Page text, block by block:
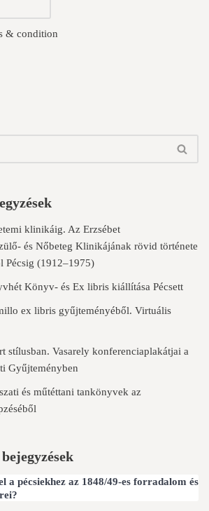
& condition
klinikáig. Az Erzsébet
és Nőbeteg Klinikájának rövid története
Pécsig (1912–1975)
Könyv- és Ex libris kiállítása Pécsett
ex libris gyűjteményéből. Virtuális
stílusban. Vasarely konferenciaplakátjai a
Gyűjteményben
és műtéttani tankönyvek az
a pécsiekhez az 1848/49-es forradalom és